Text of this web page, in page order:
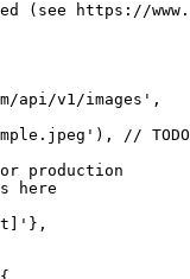
https://
api/v1/images',
//
production
here